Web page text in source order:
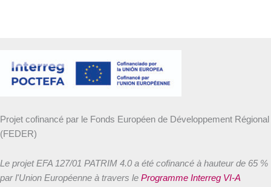
Projet cofinancé par le Fonds Européen de Développement Régional
(FEDER)
Le projet EFA 127/01 PATRIM 4.0 a été cofinancé à hauteur de 65 %
par l'Union Européenne à travers le Programme Interreg VI-A